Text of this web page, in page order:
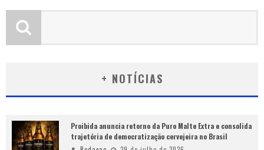
+ NOTÍCIAS
Proibida anuncia retorno da Puro Malte Extra e consolida
trajetória de democratização cervejeira no Brasil